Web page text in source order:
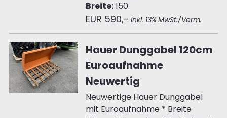
Breite:150
EUR 590,- inkl. 13% MwSt./Verm.
Hauer Dunggabel 120cm
Euroaufnahme
Neuwertig
Neuwertige Hauer Dunggabel
mit Euroaufnahme * Breite